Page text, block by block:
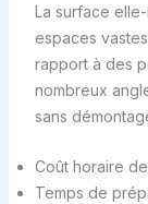
La surface
espaces
rapport à des
nombreux
sans
Coût horaire
Temps de